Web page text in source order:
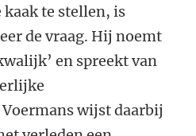
kaak te stellen, is
de vraag. Hij noemt
en spreekt van
wijst daarbij